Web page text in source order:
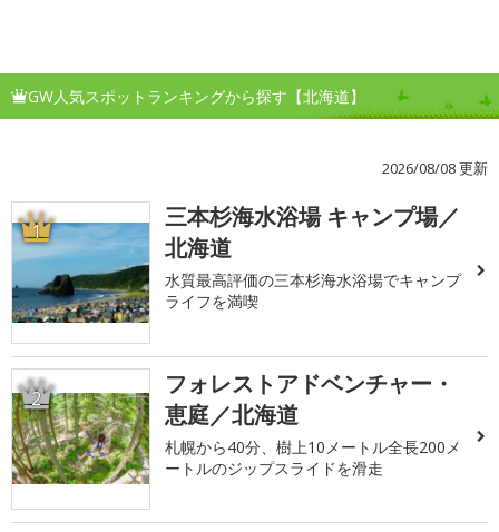
GW人気スポットランキングから探す【北海道】
2026/08/08 更新
1
三本杉海水浴場 キャンプ場／
北海道
水質最高評価の三本杉海水浴場でキャンプ
ライフを満喫
2
フォレストアドベンチャー・
恵庭／北海道
札幌から40分、樹上10メートル全長200メ
ートルのジップスライドを滑走